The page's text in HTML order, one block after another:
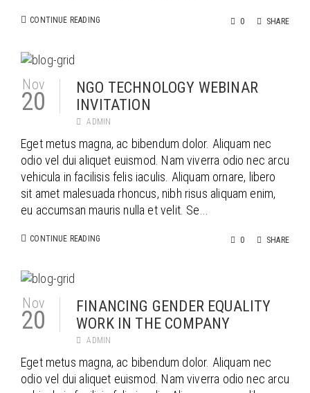
CONTINUE READING 0 SHARE
Nov
20
NGO TECHNOLOGY WEBINAR
INVITATION
ADMIN
Eget metus magna, ac bibendum dolor. Aliquam nec
odio vel dui aliquet euismod. Nam viverra odio nec arcu
vehicula in facilisis felis iaculis. Aliquam ornare, libero
sit amet malesuada rhoncus, nibh risus aliquam enim,
eu accumsan mauris nulla et velit. Se...
CONTINUE READING 0 SHARE
Nov
20
FINANCING GENDER EQUALITY
WORK IN THE COMPANY
ADMIN
Eget metus magna, ac bibendum dolor. Aliquam nec
odio vel dui aliquet euismod. Nam viverra odio nec arcu